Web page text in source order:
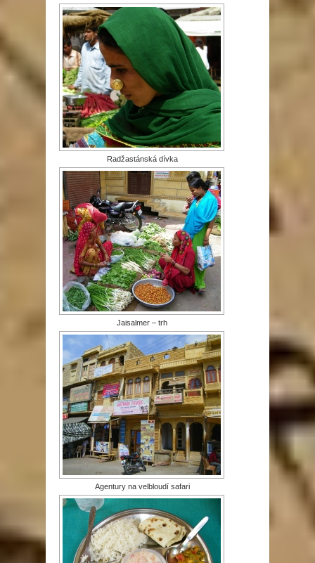
Radžastánská dívka
Jaisalmer – trh
Agentury na velbloudí safari